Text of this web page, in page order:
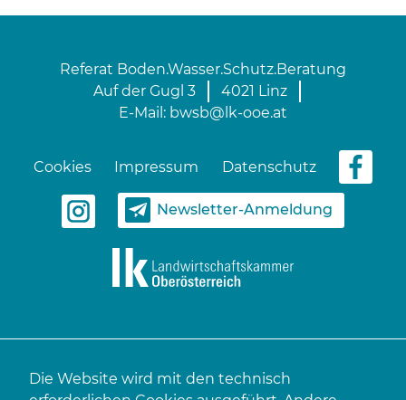
Referat Boden.Wasser.Schutz.Beratung
Auf der Gugl 3
4021 Linz
E-Mail: bwsb@lk-ooe.at
Cookies Impressum Datenschutz
Newsletter-Anmeldung
Die Website wird mit den technisch